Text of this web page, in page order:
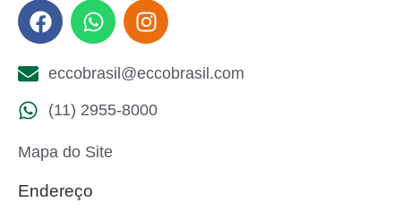
eccobrasil@eccobrasil.com
(11) 2955-8000
Mapa do Site
Endereço